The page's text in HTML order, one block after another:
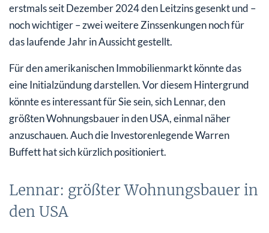
erstmals seit Dezember 2024 den Leitzins gesenkt und –
noch wichtiger – zwei weitere Zinssenkungen noch für
das laufende Jahr in Aussicht gestellt.
Für den amerikanischen Immobilienmarkt könnte das
eine Initialzündung darstellen. Vor diesem Hintergrund
könnte es interessant für Sie sein, sich Lennar, den
größten Wohnungsbauer in den USA, einmal näher
anzuschauen. Auch die Investorenlegende Warren
Buffett hat sich kürzlich positioniert.
Lennar: größter Wohnungsbauer in
den USA